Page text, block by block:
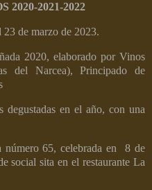
2020-2021-2022
de marzo de 2023.
2020, elaborado por Vinos
del Narcea), Principado de
degustadas en el año, con una
65, celebrada en
8 de
social sita en el restaurante La